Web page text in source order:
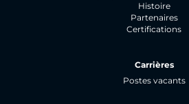
Histoire
Partenaires
Certifications
Carrières
Postes vacants